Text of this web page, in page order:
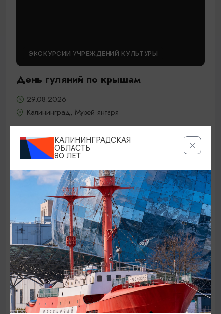
ЭКСКУРСИИ УЧРЕЖДЕНИЙ КУЛЬТУРЫ
День гуляний по крышам
29.08.2026
Калининград, Музей янтаря
БЕСПЛАТНО
80-ЛЕТИЕ КАЛИНИНГРАДСКОЙ ОБЛАСТИ
7-й открытый областной Фестиваль
казачьей культуры «Казакам на
Балтике стоять!»
КАЛИНИНГРАДСКАЯ
ОБЛАСТЬ
80 ЛЕТ